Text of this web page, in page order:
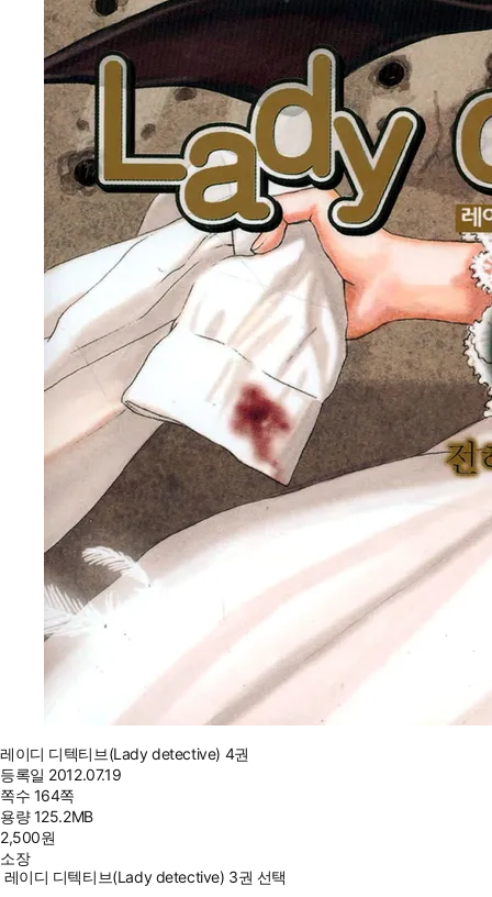
레이디 디텍티브(Lady detective) 4권
등록일 2012.07.19
쪽수 164쪽
용량125.2MB
2,500원
소장
레이디 디텍티브(Lady detective) 3권 선택